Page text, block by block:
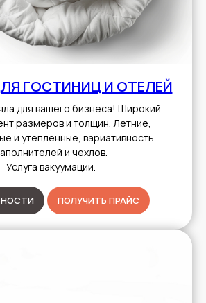
ГОСТИНИЦ И ОТЕЛЕЙ
для вашего бизнеса! Широкий
размеров и толщин. Летние,
и утепленные, вариативность
и чехлов.
Услуга вакуумации.
ПОЛУЧИТЬ ПРАЙС